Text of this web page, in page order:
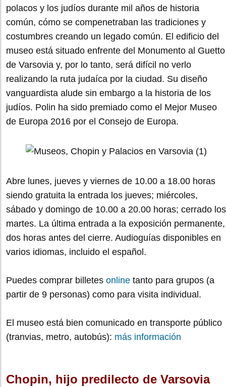
polacos y los judíos durante mil años de historia
común, cómo se compenetraban las tradiciones y
costumbres creando un legado común. El edificio del
museo está situado enfrente del Monumento al Guetto
de Varsovia y, por lo tanto, será difícil no verlo
realizando la ruta judaíca por la ciudad. Su diseño
vanguardista alude sin embargo a la historia de los
judíos. Polin ha sido premiado como el Mejor Museo
de Europa 2016 por el Consejo de Europa.
Abre lunes, jueves y viernes de 10.00 a 18.00 horas
siendo gratuita la entrada los jueves; miércoles,
sábado y domingo de 10.00 a 20.00 horas; cerrado los
martes. La última entrada a la exposición permanente,
dos horas antes del cierre. Audioguías disponibles en
varios idiomas, incluido el español.
Puedes comprar billetes online tanto para grupos (a
partir de 9 personas) como para visita individual.
El museo está bien comunicado en transporte público
(tranvias, metro, autobús): más información
Chopin, hijo predilecto de Varsovia